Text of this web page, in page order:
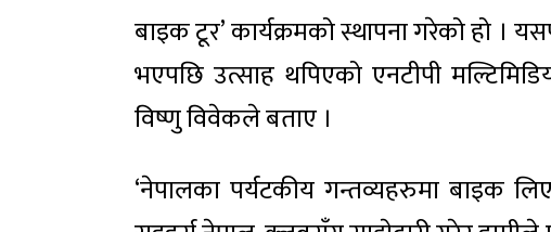
बाइक टूर’ कार्यक्रमको स्थापना गरेको हो
भएपछि उत्साह थपिएको एनटीपी
विष्णु विवेकले बताए ।
‘नेपालका पर्यटकीय गन्तव्यहरुमा बाइक